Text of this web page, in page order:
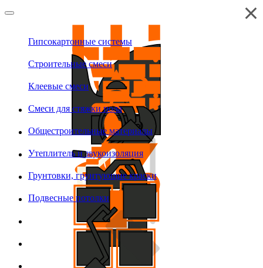
Гипсокартонные системы
Строительные смеси
Клеевые смеси
Смеси для стяжки пола
Общестроительные материалы
Утеплитель и звукоизоляция
Грунтовки, грунтующие краски
Подвесные потолки